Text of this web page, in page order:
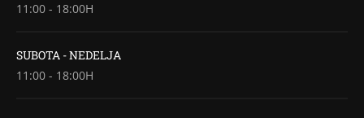
11:00 - 18:00H
SUBOTA - NEDELJA
11:00 - 18:00H